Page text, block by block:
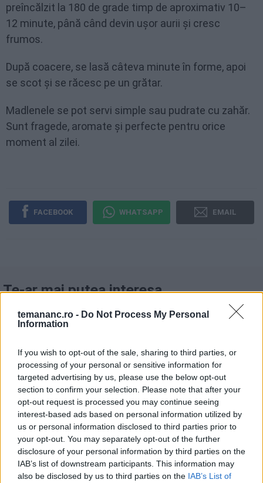
temananc.ro - Do Not Process My Personal
Information
If you wish to opt-out of the sale, sharing to third parties, or
processing of your personal or sensitive information for
targeted advertising by us, please use the below opt-out
section to confirm your selection. Please note that after your
opt-out request is processed you may continue seeing
interest-based ads based on personal information utilized by
us or personal information disclosed to third parties prior to
your opt-out. You may separately opt-out of the further
disclosure of your personal information by third parties on the
IAB’s list of downstream participants. This information may
also be disclosed by us to third parties on the IAB’s List of
preîncălzit la 180 de grade timp de aproximativ 10–
12 minute, până când devin ușor aurii și cresc
frumos.
După coacere, se lasă câteva minute în forme, apoi
se scot și se răcesc pe un grătar.
Madlenele se pot servi simple sau pudrate cu zahăr.
Sunt fragede, aromate și perfecte pentru orice
moment al zilei.
FACEBOOK WHATSAPP EMAIL
Te-ar mai putea interesa
pufoase și rapide - rețeta originală
Ficăței lionezi - rețeta franțuzească
pentru un preparat rafinat